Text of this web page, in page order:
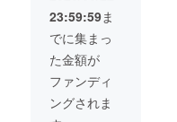
を発信
しま
す） ・
アー
ティス
トによ
るオー
ダー作
23:59:59ま
でに集まっ
た金額が
ファンディ
ングされま